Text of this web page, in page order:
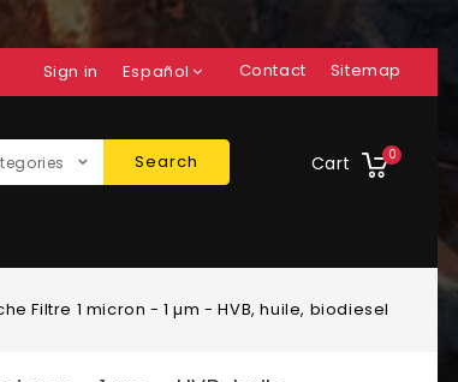
Contact Sitemap
Español
Sign in
Cart 0
Search
Filtre 1 micron - 1 µm - HVB, huile, biodiesel